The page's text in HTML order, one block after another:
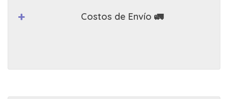
Costos de Envío 🚛